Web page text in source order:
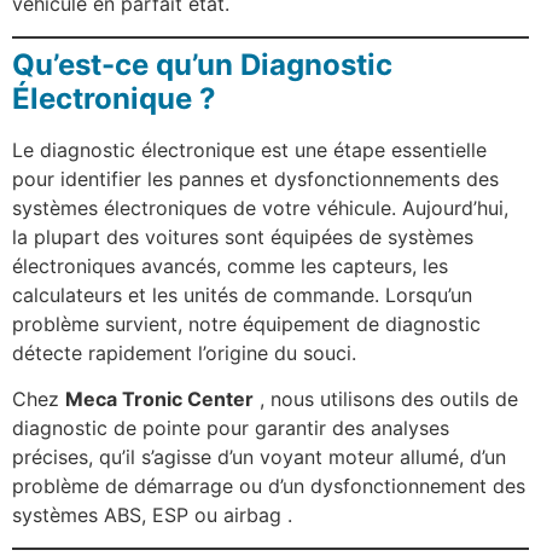
Qu’est-ce qu’un Diagnostic
Électronique ?
Le diagnostic électronique est une étape essentielle
pour identifier les pannes et dysfonctionnements des
systèmes électroniques de votre véhicule. Aujourd’hui,
la plupart des voitures sont équipées de systèmes
électroniques avancés, comme les capteurs, les
calculateurs et les unités de commande. Lorsqu’un
problème survient, notre équipement de diagnostic
détecte rapidement l’origine du souci.
Chez Meca Tronic Center , nous utilisons des outils de
diagnostic de pointe pour garantir des analyses
précises, qu’il s’agisse d’un voyant moteur allumé, d’un
problème de démarrage ou d’un dysfonctionnement des
systèmes ABS, ESP ou airbag .